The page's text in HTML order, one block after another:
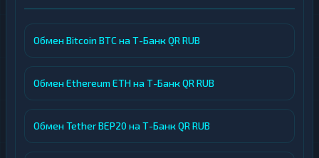
Обмен Bitcoin BTC на Т-Банк QR RUB
Обмен Ethereum ETH на Т-Банк QR RUB
Обмен Tether BEP20 на Т-Банк QR RUB